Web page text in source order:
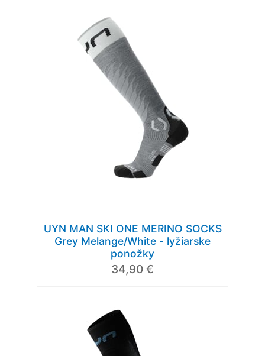
UYN MAN SKI ONE MERINO SOCKS
Grey Melange/White - lyžiarske
ponožky
34,90 €